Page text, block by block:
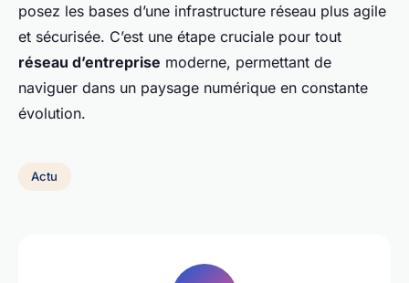
posez les bases d’une infrastructure réseau plus agile
et sécurisée. C’est une étape cruciale pour tout
réseau d’entreprise moderne, permettant de
naviguer dans un paysage numérique en constante
évolution.
Actu